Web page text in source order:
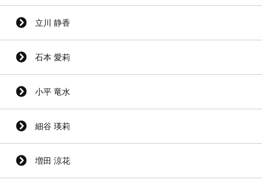
立川 静香
石本 愛莉
小平 竜水
細谷 瑛莉
増田 涼花